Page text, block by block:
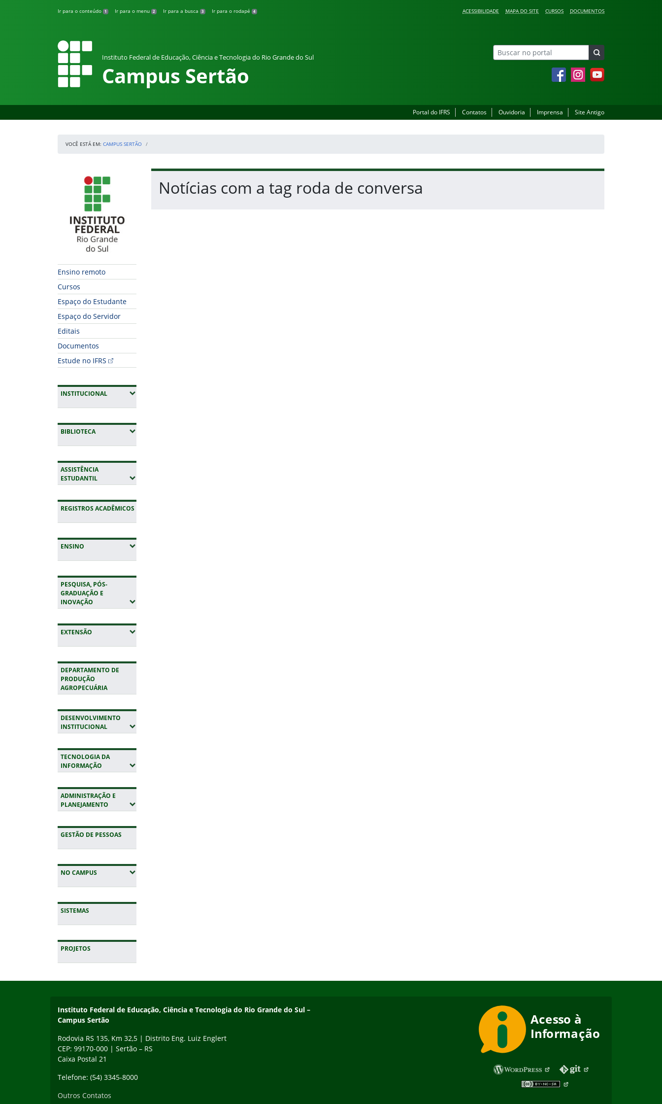
Ir para o conteúdo 1 Ir para o menu 2 Ir para a busca 3 Ir para o rodapé 4 ACESSIBILIDADE MAPA DO SITE CURSOS DOCUMENTOS
Instituto Federal de Educação, Ciência e Tecnologia do Rio Grande do Sul
Campus Sertão FacebookInstagramYouTube
Portal do IFRS Contatos Ouvidoria Imprensa Site Antigo
VOCÊ ESTÁ EM: CAMPUS SERTÃO
Início da navegação
Ensino remoto
Cursos
Espaço do Estudante
Espaço do Servidor
Editais
Documentos
Estude no IFRS
INSTITUCIONAL(EXPANDIR SUBMENUS)
BIBLIOTECA(EXPANDIR SUBMENUS)
ASSISTÊNCIA
ESTUDANTIL(EXPANDIR SUBMENUS)
REGISTROS ACADÊMICOS
ENSINO (EXPANDIR SUBMENUS)
PESQUISA, PÓS-
GRADUAÇÃO E
INOVAÇÃO (EXPANDIR SUBMENUS)
EXTENSÃO (EXPANDIR SUBMENUS)
DEPARTAMENTO DE
PRODUÇÃO
AGROPECUÁRIA
DESENVOLVIMENTO
INSTITUCIONAL(EXPANDIR SUBMENUS)
TECNOLOGIA DA
INFORMAÇÃO (EXPANDIR SUBMENUS)
ADMINISTRAÇÃO E
PLANEJAMENTO (EXPANDIR SUBMENUS)
GESTÃO DE PESSOAS
NO CAMPUS (EXPANDIR SUBMENUS)
SISTEMAS
PROJETOS
Início do conteúdo
Notícias com a tag roda de conversa
Instituto Federal de Educação, Ciência e Tecnologia do Rio Grande do Sul –
Campus Sertão
Rodovia RS 135, Km 32,5 | Distrito Eng. Luiz Englert
CEP: 99170-000 | Sertão – RS
Caixa Postal 21
Telefone: (54) 3345-8000
Outros Contatos